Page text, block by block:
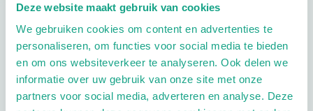
Deze website maakt gebruik van cookies
We gebruiken cookies om content en advertenties te
personaliseren, om functies voor social media te bieden
en om ons websiteverkeer te analyseren. Ook delen we
informatie over uw gebruik van onze site met onze
partners voor social media, adverteren en analyse. Deze
pedicure.